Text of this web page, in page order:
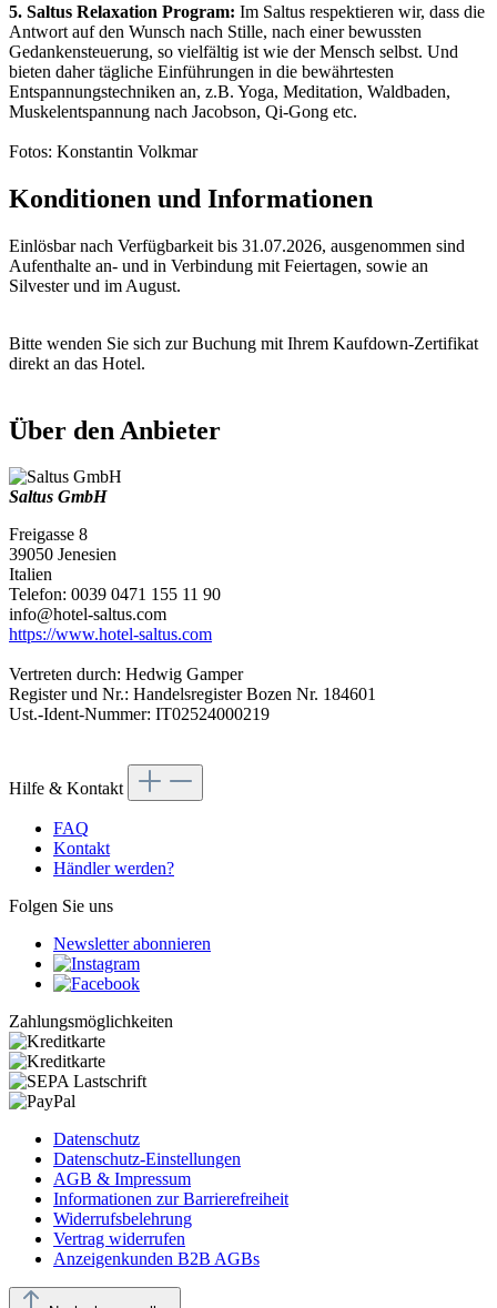
5. Saltus Relaxation Program: Im Saltus respektieren wir, dass die
Antwort auf den Wunsch nach Stille, nach einer bewussten
Gedankensteuerung, so vielfältig ist wie der Mensch selbst. Und
bieten daher tägliche Einführungen in die bewährtesten
Entspannungstechniken an, z.B. Yoga, Meditation, Waldbaden,
Muskelentspannung nach Jacobson, Qi-Gong etc.
Fotos: Konstantin Volkmar
Konditionen und Informationen
Einlösbar nach Verfügbarkeit bis 31.07.2026, ausgenommen sind
Aufenthalte an- und in Verbindung mit Feiertagen, sowie an
Silvester und im August.
Bitte wenden Sie sich zur Buchung mit Ihrem Kaufdown-Zertifikat
direkt an das Hotel.
Über den Anbieter
Saltus GmbH
Freigasse 8
39050 Jenesien
Italien
Telefon: 0039 0471 155 11 90
info@hotel-saltus.com
https://www.hotel-saltus.com
Vertreten durch: Hedwig Gamper
Register und Nr.: Handelsregister Bozen Nr. 184601
Ust.-Ident-Nummer: IT02524000219
Hilfe & Kontakt
FAQ
Kontakt
Händler werden?
Folgen Sie uns
Newsletter abonnieren
Zahlungsmöglichkeiten
Datenschutz
Datenschutz-Einstellungen
AGB & Impressum
Informationen zur Barrierefreiheit
Widerrufsbelehrung
Vertrag widerrufen
Anzeigenkunden B2B AGBs